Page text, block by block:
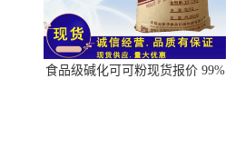
食品级碱化可可粉现货报价 99%